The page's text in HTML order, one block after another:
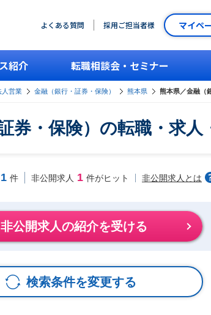
よくある質問 採用ご担当者様 マイペ
紹介 転職相談会・セミナー
人営業 金融（銀行・証券・保険） 熊本県 熊本県／金融（
券・保険）の転職・求人
1 件 非公開求人 1 件がヒット 非公開求人とは
非公開求人の紹介を受ける
検索条件を変更する